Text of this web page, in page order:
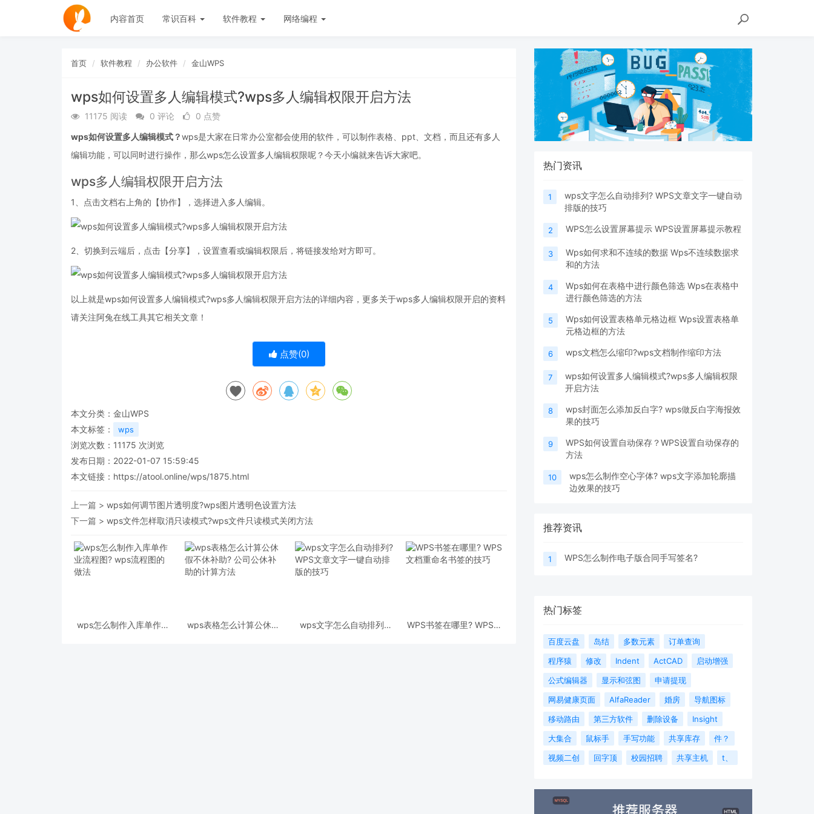
内容首页 常识百科 软件教程 网络编程
首页 软件教程 办公软件 金山WPS
wps如何设置多人编辑模式?wps多人编辑权限开启方法
11175 阅读 0 评论
0 点赞
wps如何设置多人编辑模式？wps是大家在日常办公室都会使用的软件，可以制作表格、ppt、文档，而且还有多人
编辑功能，可以同时进行操作，那么wps怎么设置多人编辑权限呢？今天小编就来告诉大家吧。
wps多人编辑权限开启方法
1、点击文档右上角的【协作】，选择进入多人编辑。
2、切换到云端后，点击【分享】，设置查看或编辑权限后，将链接发给对方即可。
以上就是wps如何设置多人编辑模式?wps多人编辑权限开启方法的详细内容，更多关于wps多人编辑权限开启的资料
请关注阿兔在线工具其它相关文章！
点赞(0)
本文分类： 金山WPS
本文标签：
wps
浏览次数： 11175 次浏览
发布日期：2022-01-07 15:59:45
本文链接： https://atool.online/wps/1875.html
上一篇 > wps如何调节图片透明度?wps图片透明色设置方法
下一篇 > wps文件怎样取消只读模式?wps文件只读模式关闭方法
wps怎么制作入库单作业
wps表格怎么计算公休假
wps文字怎么自动排列?
WPS书签在哪里? WPS文
热门资讯
1
wps文字怎么自动排列? WPS文章文字一键自动
排版的技巧
2 WPS怎么设置屏幕提示 WPS设置屏幕提示教程
3
Wps如何求和不连续的数据 Wps不连续数据求
和的方法
4
Wps如何在表格中进行颜色筛选 Wps在表格中
进行颜色筛选的方法
5
Wps如何设置表格单元格边框 Wps设置表格单
元格边框的方法
6 wps文档怎么缩印?wps文档制作缩印方法
7
wps如何设置多人编辑模式?wps多人编辑权限
开启方法
8
wps封面怎么添加反白字? wps做反白字海报效
果的技巧
9
WPS如何设置自动保存？WPS设置自动保存的
方法
10
wps怎么制作空心字体? wps文字添加轮廓描
边效果的技巧
推荐资讯
1 WPS怎么制作电子版合同手写签名?
热门标签
百度云盘 岛结 多数元素
订单查询
程序猿
修改 Indent ActCAD
启动增强
公式编辑器
显示和弦图
申请提现
网易健康页面
AlfaReader 婚房
导航图标
移动路由
第三方软件 删除设备
Insight
大集合
鼠标手 手写功能 共享库存
件？
视频二创
回字顶 校园招聘 共享主机 t、